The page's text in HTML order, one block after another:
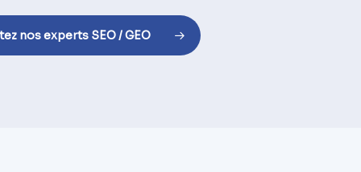
nos experts SEO / GEO